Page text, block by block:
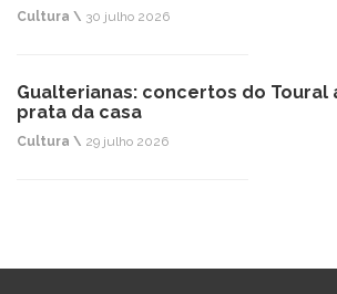
Cultura \ 30 julho 2026
Gualterianas: concertos do Toural
prata da casa
Cultura \ 29 julho 2026